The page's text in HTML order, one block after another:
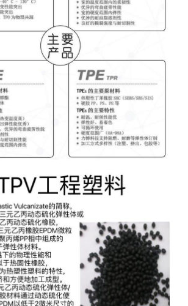
有全透明、半透明、浅色系列，着色
、PC、ABS、PS、PBT、PET等多
或挤出成型
原件、垫圈、隔膜、管件、家电部
汽车发动机罩下的零件、汽车领域的
应用领域。